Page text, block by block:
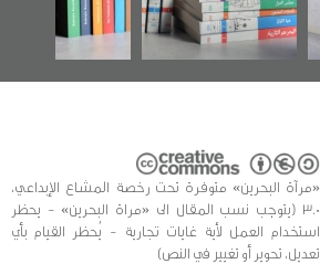
«مرآة البحرين» متوفرة تحت رخصة المشاع الإبداعي،
3.0 (يتوجب نسب المقال الى «مراة البحرين» - يحظر
استخدام العمل لأية غايات تجارية - يُحظر القيام بأي
تعديل، تحوير أو تغيير في النص)